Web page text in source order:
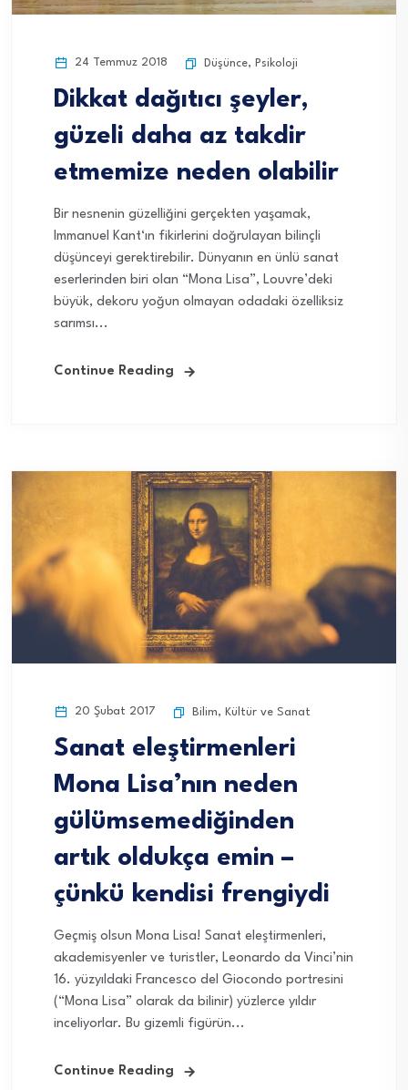
24 Temmuz 2018 Düşünce, Psikoloji
Dikkat dağıtıcı şeyler,
güzeli daha az takdir
etmemize neden olabilir
Bir nesnenin güzelliğini gerçekten yaşamak,
Immanuel Kant‘ın fikirlerini doğrulayan bilinçli
düşünceyi gerektirebilir. Dünyanın en ünlü sanat
eserlerinden biri olan “Mona Lisa”, Louvre’deki
büyük, dekoru yoğun olmayan odadaki özelliksiz
sarımsı...
Continue Reading
20 Şubat 2017 Bilim, Kültür ve Sanat
Sanat eleştirmenleri
Mona Lisa’nın neden
gülümsemediğinden
artık oldukça emin –
çünkü kendisi frengiydi
Geçmiş olsun Mona Lisa! Sanat eleştirmenleri,
akademisyenler ve turistler, Leonardo da Vinci’nin
16. yüzyıldaki Francesco del Giocondo portresini
(“Mona Lisa” olarak da bilinir) yüzlerce yıldır
inceliyorlar. Bu gizemli figürün...
Continue Reading